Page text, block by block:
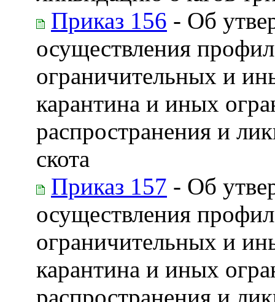
Приказ 156 - Об
осуществления
ограничительных и
карантина и иных
распространения и
скота
Приказ 157 - Об
осуществления
ограничительных и
карантина и иных
распространения и